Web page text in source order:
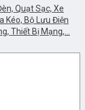
Quạt Sạc, Xe
Kéo, Bộ Lưu Điện
Thiết Bị Mạng,…